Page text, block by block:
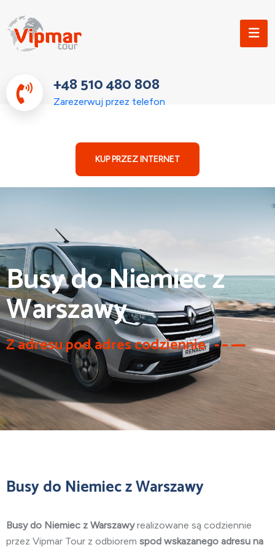
+48 510 480 808
Zarezerwuj przez telefon
KUP PRZEZ INTERNET
Busy do Niemiec z
Warszawy
Z adresu pod adres codziennie
Busy do Niemiec z Warszawy
Busy do Niemiec z Warszawyrealizowane są codziennie
przez Vipmar Tour z odbiorem spod wskazanego adresu na